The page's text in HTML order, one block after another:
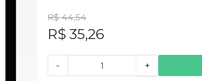
R$ 44,54
R$ 35,26
- +